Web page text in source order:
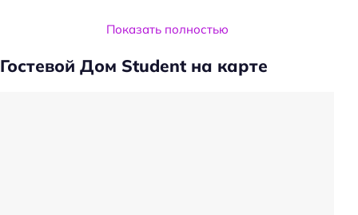
Услуги и удобства
Трансфер
Показать полностью
Гостевой Дом Student на карте